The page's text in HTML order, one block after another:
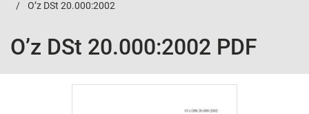
O’z DSt 20.000:2002
O’z DSt 20.000:2002 PDF